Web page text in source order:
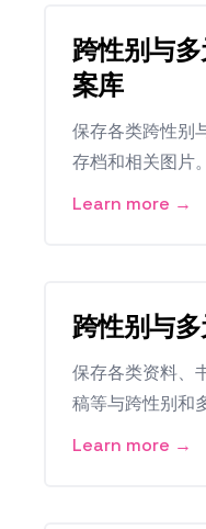
跨性别与
案库
保存各类跨性别
存档和相关图片。
Learn more →
跨性别与
保存各类资料、
稿等与跨性别和
Learn more →